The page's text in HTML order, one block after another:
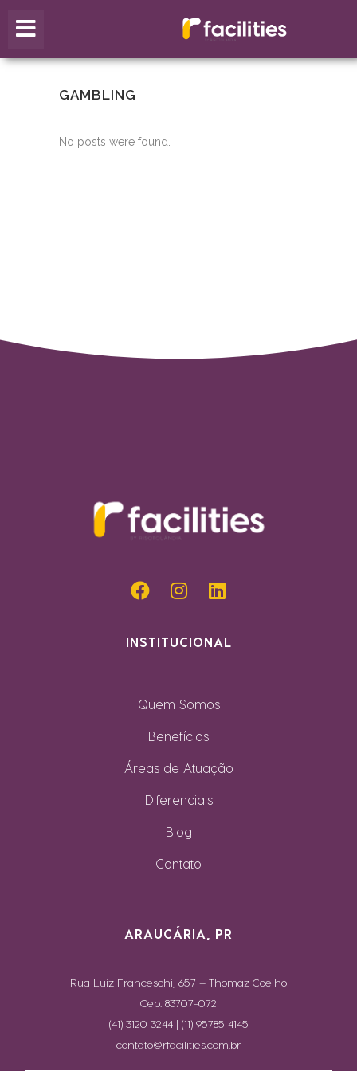
GAMBLING
No posts were found.
INSTITUCIONAL
Quem Somos
Benefícios
Áreas de Atuação
Diferenciais
Blog
Contato
ARAUCÁRIA, PR
Rua Luiz Franceschi, 657 – Thomaz Coelho
Cep: 83707-072
(41) 3120 3244 | (11) 95785 4145
contato@rfacilities.com.br